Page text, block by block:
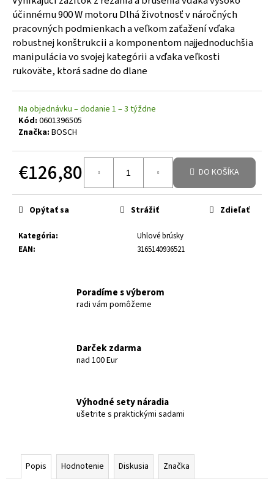
účinnému 900 W motoru Dlhá životnosť v náročných
pracovných podmienkach a veľkom zaťažení vďaka
robustnej konštrukcii a komponentom najjednoduchšia
manipulácia vo svojej kategórii a vďaka veľkosti
rukoväte, ktorá sadne do dlane
Na objednávku – dodanie 1 – 3 týždne
Kód: 0601396505
Značka: BOSCH
€126,80 DO KOŠÍKA
Kategória:
Uhlové brúsky
EAN: 3165140936521
Opýtať sa Strážiť Zdieľať
Poradíme s výberom
radi vám pomôžeme
Darček zdarma
nad 100 Eur
Výhodné sety náradia
ušetrite s praktickými sadami
Popis Hodnotenie Diskusia Značka